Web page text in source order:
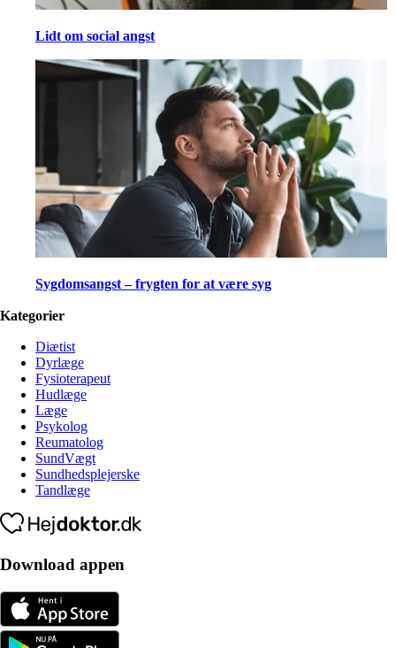
Lidt om social angst
Sygdomsangst – frygten for at være syg
Kategorier
Diætist
Dyrlæge
Fysioterapeut
Hudlæge
Læge
Psykolog
Reumatolog
SundVægt
Sundhedsplejerske
Tandlæge
Download appen